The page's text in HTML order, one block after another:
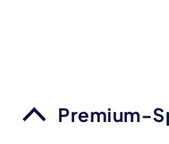
Premium-